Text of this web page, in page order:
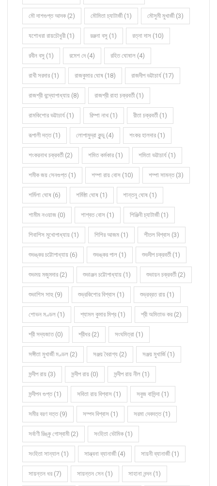
মৌ দাশগুপ্ত আদক (2) মৌমিতা চ্যাটার্জী (1) মৌসুমী মুখার্জী (3)
যশোধরা রায়চৌধুরী (1) রঞ্জনা বসু (1) রত্না দাস (10)
রবীন বসু (1) রমেশ দে (4) রহিত ঘোষাল (4)
রাখী সরদার (1) রাজকুমার ঘোষ (18) রাজদীপ ভট্টাচার্য (17)
রাজশ্রী বন্দ্যোপাধ্যায় (8) রাজশ্রী রাহা চক্রবর্তী (1)
রামকিশোর ভট্টাচার্য (1) রিম্পা নাথ (1) রীতা চক্রবর্তী (1)
রূপালী দত্ত (1) লোপামুদ্রা কুন্ডু (4) শংকর হালদার (1)
শংকরনাথ চক্রবর্তী (2) শমিত কর্মকার (1) শমিতা ভট্টাচার্য (1)
শমীক জয় সেনগুপ্ত (1) শম্পা রায় বোস (10) শম্পা সামন্ত (3)
শর্মিলা ঘোষ (6) শর্মিষ্ঠা ঘোষ (1) শান্তনু ঘোষ (1)
শামীম নওয়াজ (0) শাশ্বত বোস (1) শিঞ্জিনী চ্যাটার্জী (1)
শিবাশিস মুখোপাধ্যায় (1) শিশির আজম (1) শীতল বিশ্বাস (3)
শুভঙ্কর চট্টোপাধ্যায় (6) শুভঙ্কর পাল (1) শুভদীপ চক্রবর্তী (1)
শুভময় মজুমদার (2) শুভাঞ্জন চট্টোপাধ্যায় (1) শুভায়ন চক্রবর্তী (2)
শুভাশিস সাহু (9) শুভ্রকিশোর বিশ্বাস (1) শুভ্রব্রত রায় (1)
শোভন মণ্ডল (1) শ্যামল কুমার মিশ্র (1) শ্রী অমিতাভ কর (2)
শ্রী সদ্যজাত (0) শ্রীধর (2) সংঘমিত্রা (1)
সঙ্গীতা মুখার্জী মণ্ডল (2) সঞ্জয় বৈরাগ্য (2) সঞ্জয় মুখার্জি (1)
সন্দীপ রায় (3) সন্দীপ রায় (0) সন্দীপ রায় নীল (1)
সন্দীপন গুপ্ত (1) সবিতা রায় বিশ্বাস (1) সবুজ বাসিন্দা (1)
সমীর বরণ দত্ত (9) সম্পদ বিশ্বাস (1) সরমা দেবদত্ত (1)
সর্বাণী রিঙ্কু গোস্বামী (2) সংহিতা ভৌমিক (1)
সংহিতা সান্যাল (1) সান্ত্বনা ব্যানার্জী (4) সায়নী ব্যানার্জী (1)
সায়ন্তন ধর (7) সায়ন্তন সেন (1) সাহানা নন্দন (1)